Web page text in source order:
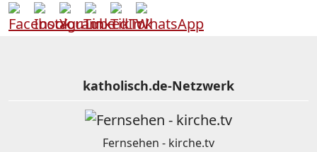
katholisch.de-Netzwerk
Fernsehen - kirche.tv